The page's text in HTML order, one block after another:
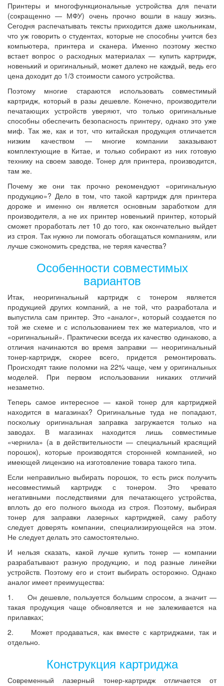
Принтеры и многофункциональные устройства для печати
(сокращенно — МФУ) очень прочно вошли в нашу жизнь.
Сегодня распечатывать тексты приходится даже школьникам,
что уж говорить о студентах, которые не способны учится без
компьютера, принтера и сканера. Именно поэтому жестко
встает вопрос о расходных материалах — купить картридж,
новенький и оригинальный, может далеко не каждый, ведь его
цена доходит до 1/3 стоимости самого устройства.
Поэтому многие стараются использовать совместимый
картридж, который в разы дешевле. Конечно, производители
печатающих устройств уверяют, что только оригинальные
способны обеспечить безопасность принтеру, однако это уже
миф. Так же, как и тот, что китайская продукция отличается
низким качеством — многие компании заказывают
комплектующие в Китае, и только собирают из них готовую
технику на своем заводе. Тонер для принтера, производится,
там же.
Почему же они так прочно рекомендуют «оригинальную
продукцию»? Дело в том, что такой картридж для принтера
дороже и именно он является основным заработком для
производителя, а не их принтер новенький принтер, который
сможет проработать лет 10 до того, как окончательно выйдет
из строя. Так нужно ли помогать обогащаться компаниям, или
лучше сэкономить средства, не теряя качества?
Особенности совместимых
вариантов
Итак, неоригинальный картридж с тонером является
продукцией других компаний, а не той, что разработала и
выпустила сам принтер. Это «аналог», который создается по
той же схеме и с использованием тех же материалов, что и
«оригинальный». Практически всегда их качество одинаково, а
отличия начинаются во время заправки — неоригинальный
тонер-картридж, скорее всего, придется ремонтировать.
Происходят такие поломки на 22% чаще, чем у оригинальных
моделей. При первом использовании никаких отличий
незаметно.
Теперь самое интересное — какой тонер для картриджей
находится в магазинах? Оригинальные туда не попадают,
поскольку оригинальная заправка загружается только на
заводах. В магазинах находится лишь совместимые
«чернила» (а в действительности — специальный красящий
порошок), которые производятся сторонней компанией, но
имеющей лицензию на изготовление товара такого типа.
Если неправильно выбирать порошок, то есть риск получить
несовместимый картридж с тонером. Это чревато
негативными последствиями для печатающего устройства,
вплоть до его полного выхода из строя. Поэтому, выбирая
тонер для заправки лазерных картриджей, саму работу
следует доверять компании, специализирующейся на этом.
Не следует делать это самостоятельно.
И нельзя сказать, какой лучше купить тонер — компании
разрабатывают разную продукцию, и под разные линейки
устройств. Поэтому его и стоит выбирать осторожно. Однако
аналог имеет преимущества:
1. Он дешевле, пользуется большим спросом, а значит —
такая продукция чаще обновляется и не залеживается на
прилавках;
2. Может продаваться, как вместе с картриджами, так и
отдельно.
Конструкция картриджа
Современный лазерный тонер-картридж отличается от